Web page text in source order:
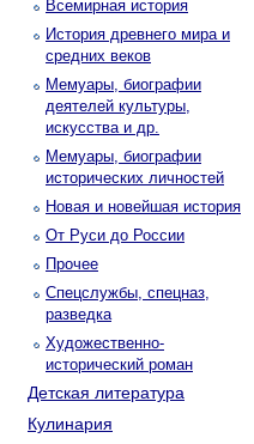
Всемирная история
История древнего мира и
средних веков
Мемуары, биографии
деятелей культуры,
искусства и др.
Мемуары, биографии
исторических личностей
Новая и новейшая история
От Руси до России
Прочее
Спецслужбы, спецназ,
разведка
Художественно-
исторический роман
Детская литература
Кулинария